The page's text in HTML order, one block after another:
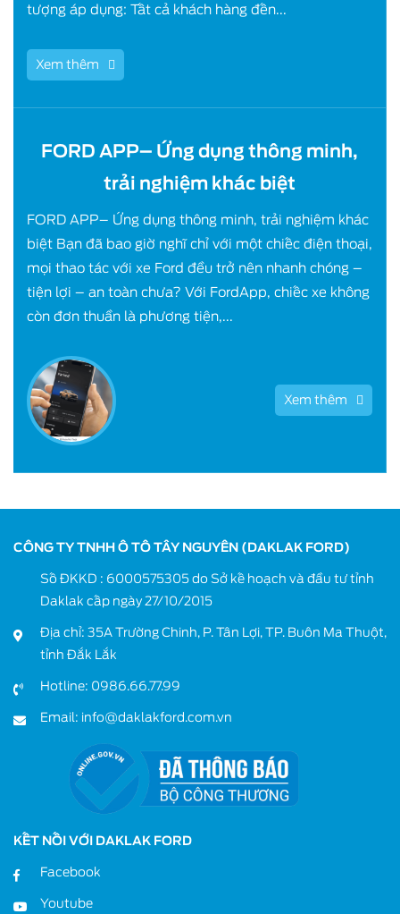
tượng áp dụng: Tất cả khách hàng đến...
Xem thêm
FORD APP– Ứng dụng thông minh,
trải nghiệm khác biệt
FORD APP– Ứng dụng thông minh, trải nghiệm khác
biệt Bạn đã bao giờ nghĩ chỉ với một chiếc điện thoại,
mọi thao tác với xe Ford đều trở nên nhanh chóng –
tiện lợi – an toàn chưa? Với FordApp, chiếc xe không
còn đơn thuần là phương tiện,...
Xem thêm
CÔNG TY TNHH Ô TÔ TÂY NGUYÊN (DAKLAK FORD)
Số ĐKKD : 6000575305 do Sở kế hoạch và đầu tư tỉnh
Daklak cấp ngày 27/10/2015
Địa chỉ: 35A Trường Chinh, P. Tân Lợi, TP. Buôn Ma Thuột,
tỉnh Đắk Lắk
Hotline: 0986.66.77.99
Email: info@daklakford.com.vn
KẾT NỐI VỚI DAKLAK FORD
Facebook
Youtube